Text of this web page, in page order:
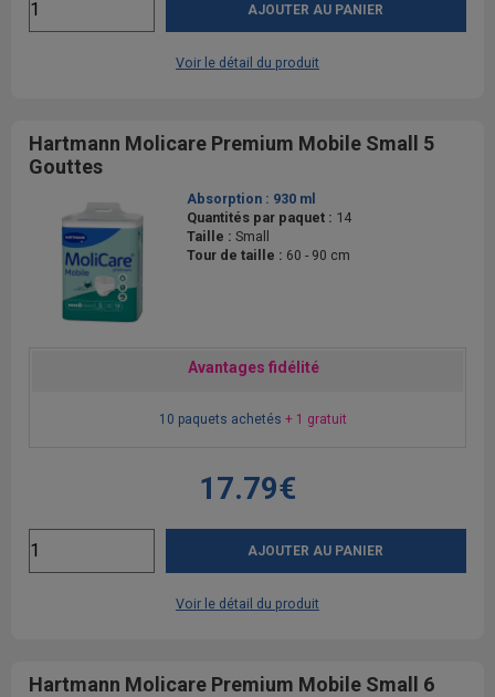
AJOUTER AU PANIER
Voir le détail du produit
Hartmann Molicare Premium Mobile Small 5
Gouttes
Absorption : 930 ml
Quantités par paquet : 14
Taille : Small
Tour de taille : 60 - 90 cm
Avantages fidélité
10 paquets achetés + 1 gratuit
17.79€
AJOUTER AU PANIER
Voir le détail du produit
Hartmann Molicare Premium Mobile Small 6